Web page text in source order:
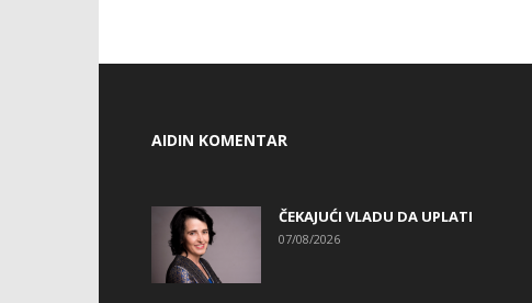
AIDIN KOMENTAR
ČEKAJUĆI VLADU DA UPLATI
07/08/2026